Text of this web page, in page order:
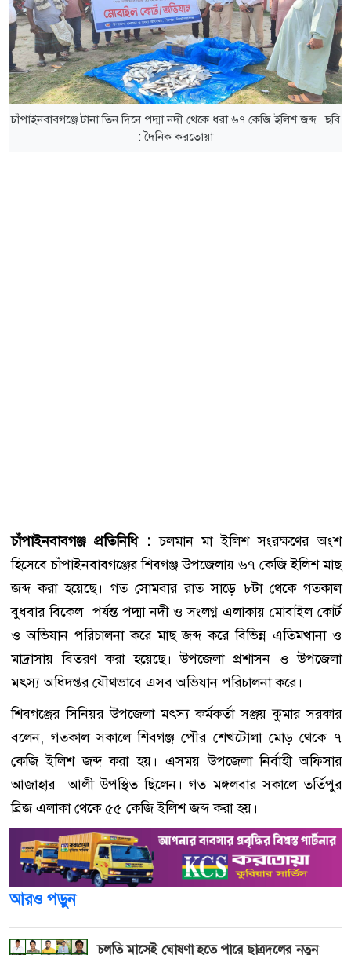
চাঁপাইনবাবগঞ্জে টানা তিন দিনে পদ্মা নদী থেকে ধরা ৬৭ কেজি ইলিশ জব্দ। ছবি
: দৈনিক করতোয়া
চাঁপাইনবাবগঞ্জ প্রতিনিধি :চলমান মা ইলিশ সংরক্ষণের অংশ
হিসেবে চাঁপাইনবাবগঞ্জের শিবগঞ্জ উপজেলায় ৬৭ কেজি ইলিশ মাছ
জব্দ করা হয়েছে। গত সোমবার রাত সাড়ে ৮টা থেকে গতকাল
বুধবার বিকেল পর্যন্ত পদ্মা নদী ও সংলগ্ন এলাকায় মোবাইল কোর্ট
ও অভিযান পরিচালনা করে মাছ জব্দ করে বিভিন্ন এতিমখানা ও
মাদ্রাসায় বিতরণ করা হয়েছে। উপজেলা প্রশাসন ও উপজেলা
মৎস্য অধিদপ্তর যৌথভাবে এসব অভিযান পরিচালনা করে।
শিবগঞ্জের সিনিয়র উপজেলা মৎস্য কর্মকর্তা সঞ্জয় কুমার সরকার
বলেন, গতকাল সকালে শিবগঞ্জ পৌর শেখটোলা মোড় থেকে ৭
কেজি ইলিশ জব্দ করা হয়। এসময় উপজেলা নির্বাহী অফিসার
আজাহার আলী উপস্থিত ছিলেন। গত মঙ্গলবার সকালে তর্তিপুর
ব্রিজ এলাকা থেকে ৫৫ কেজি ইলিশ জব্দ করা হয়।
আরও পড়ুন
চলতি মাসেই ঘোষণা হতে পারে ছাত্রদলের নতুন